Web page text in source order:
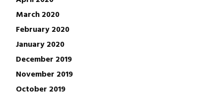
March 2020
February 2020
January 2020
December 2019
November 2019
October 2019